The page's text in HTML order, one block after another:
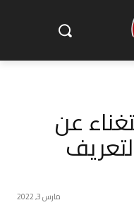
عن
مارس 3, 2022